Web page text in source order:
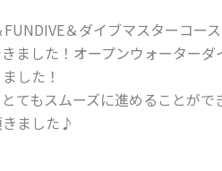
＆ダイブマスターコース
ました！オープンウォーター
した！
てもスムーズに進めることがで
きました♪